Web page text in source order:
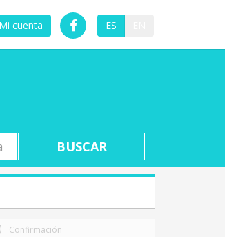
Mi cuenta ES
Confirmación